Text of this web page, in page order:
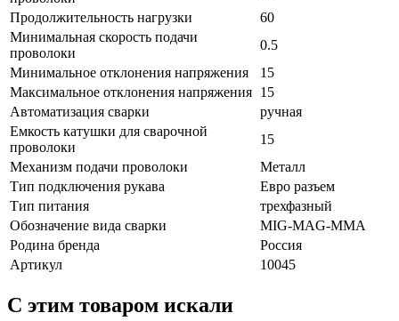
Продолжительность нагрузки
60
Минимальная скорость подачи
проволоки
0.5
Минимальное отклонения напряжения
15
Максимальное отклонения напряжения 15
Автоматизация сварки
ручная
Емкость катушки для сварочной
проволоки
15
Механизм подачи проволоки
Металл
Тип подключения рукава
Евро разъем
Тип питания
трехфазный
Обозначение вида сварки
MIG-MAG-MMA
Родина бренда
Россия
Артикул
10045
C этим товаром искали